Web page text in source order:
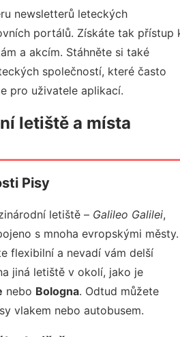
newsletterů leteckých
portálů. Získáte tak přístup
a akcím. Stáhněte si také
společností, které často
pro uživatele aplikací.
letiště a místa
Pisy
letiště – Galileo Galilei,
s mnoha evropskými městy.
flexibilní a nevadí vám delší
jiná letiště v okolí, jako je
nebo Bologna. Odtud můžete
vlakem nebo autobusem.